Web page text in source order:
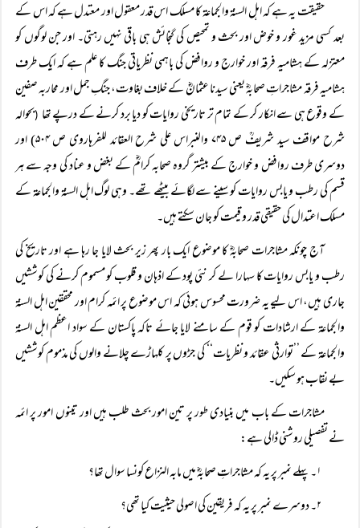
حقیقت یہ ہے کہ اہل السنۃ والجماعۃ کا مسلک اس قدر معقول اور معتدل ہے کہ اس کے
بعد کسی مزید غور و خوض اور بحث و تمحیص کی گنجائش ہی باقی نہیں رہتی۔ اور جن لوگوں کو
معتزلہ کے ہشامیہ فرقہ اور خوارج و روافض کی باہمی نظریاتی جنگ کا علم ہے کہ ایک طرف
ہشامیہ فرقہ مشاجراتِ صحابہؓ یعنی سیدنا عثمانؓ کے خلاف بغاوت، جنگِ جمل اور محاربہ صفین
کے وقوع ہی سے انکار کر کے تمام تر تاریخی روایات کو دیا برد کرنے کے درپے تھا (بحوالہ
شرح مواقف سید شریفؒ ص ۷۴۵ والنبراس علی شرح العقائد للفرہاروی ص ۵۰۴) اور
دوسری طرف روافض و خوارج کے بیشتر گروہ صحابہ کرامؓ کے بغض و عناد کی وجہ سے ہر
قسم کی رطب و یابس روایات کو سینے سے لگائے بیٹھے تھے۔ وہی لوگ اہل السنۃ والجماعۃ کے
مسلک اعتدال کی حقیقی قدر و قیمت کو جان سکتے ہیں۔
آج چونکہ مشاجرات صحابہؓ کا موضوع ایک بار پھر زیر بحث لایا جا رہا ہے اور تاریخ کی
رطب و یابس روایات کا سہارا لے کر نئی پود کے اذہان و قلوب کو مسموم کرنے کی کوششیں
جاری ہیں، اس لیے یہ ضرورت محسوس ہوئی کہ اس موضوع پر ائمہ کرام اور محققین اہل السنۃ
والجماعۃ کے ارشادات کو قوم کے سامنے لایا جائے تاکہ پاکستان کے سواد اعظم اہل السنۃ
والجماعۃ کے ’’توارثی عقائد و نظریات‘‘ کی جڑوں پر کلہاڑے چلانے والوں کی مذموم کوششیں
بے نقاب ہو سکیں۔
مشاجرات کے باب میں بنیادی طور پر تین امور بحث طلب ہیں اور تینوں امور پر ائمہ
نے تفصیلی روشنی ڈالی ہے: